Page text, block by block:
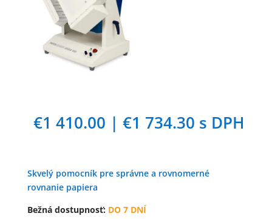
€1 410.00 | €1 734.30 s DPH
Skvelý pomocník pre správne a rovnomerné
rovnanie papiera
Bežná dostupnosť: DO 7 DNÍ